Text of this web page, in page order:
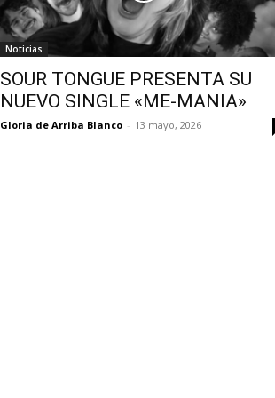
Noticias
SOUR TONGUE PRESENTA SU
NUEVO SINGLE «ME-MANIA»
Gloria de Arriba Blanco - 13 mayo, 2026